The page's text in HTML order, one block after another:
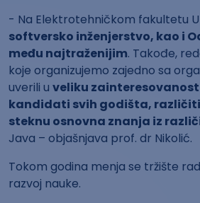
- Na Elektrotehničkom fakultetu
softversko inženjerstvo, kao i
među najtraženijim. Takođe,
koje organizujemo zajedno sa
uverili u veliku
kandidati svih godišta,
steknu osnovna znanja iz
Java – objašnjava prof. dr Nikolić.
Tokom godina menja se tržište
razvoj nauke.